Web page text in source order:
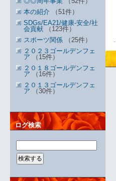
本の紹介 （51件）
SDGs/EA21/健康-安全/社
会貢献 （123件）
スポーツ関係 （25件）
２０２３ゴールデンフェ
ア （15件）
２０１８ゴールデンフェ
ア （16件）
２０１３ゴールデンフェ
ア （30件）
ログ検索